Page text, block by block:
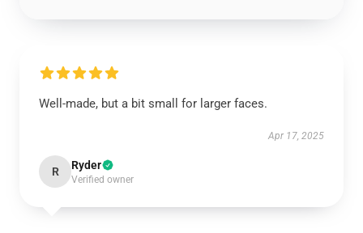
Well-made, but a bit small for larger faces.
Apr 17, 2025
R Ryder
Verified owner